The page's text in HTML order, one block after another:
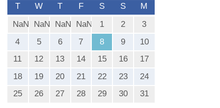
T W T F S S
M
NaN
NaN NaN NaN 1 2
3
4
5 6 7 8 9
10
11
12 13 14 15 16
17
18
19 20 21 22 23
24
25
26 27 28 29 30 31